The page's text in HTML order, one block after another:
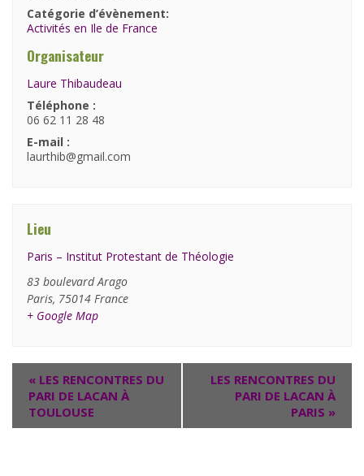
Catégorie d’évènement:
Activités en Ile de France
Organisateur
Laure Thibaudeau
Téléphone :
06 62 11 28 48
E-mail :
laurthib@gmail.com
Lieu
Paris – Institut Protestant de Théologie
83 boulevard Arago
Paris, 75014 France
+ Google Map
« LES RENCONTRES DU
PARI DE LACAN À
TOULOUSE
LES RENCONTRES DU
PARI DE LACAN À
PARIS »